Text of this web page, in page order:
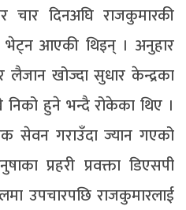
दिनअघि राजकुमारकी
भेट्न आएकी थिइन् । अनुहार
खोज्दा सुधार केन्द्रका
हुने भन्दै रोकेका थिए ।
सेवन गराउँदा ज्यान गएको
प्रहरी प्रवक्ता डिएसपी
उपचारपछि राजकुमारलाई